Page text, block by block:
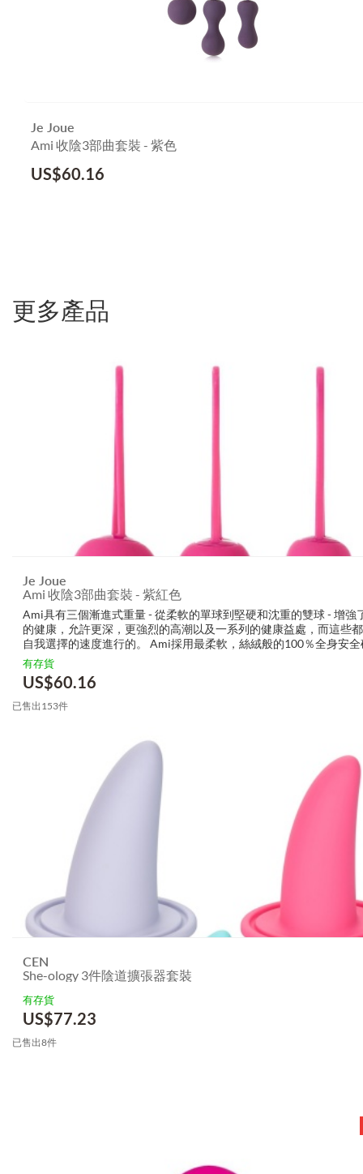
Je Joue
Ami 收陰3部曲套裝 - 紫色
US$60.16
更多產品
Je Joue
Ami 收陰3部曲套裝 - 紫紅色
Ami具有三個漸進式重量 - 從柔軟的單球到堅硬和沈重的雙球 - 增強
的健康，允許更深，更強烈的高潮以及一系列的健康益處，而這些
自我選擇的速度進行的。 Ami採用最柔軟，絲絨般的100％全身安
計，在使用時可獲得最大的舒適度。 全面的3步有機矽凝膠收陰系統
有存貨
US$60.16
已售出153件
CEN
She-ology 3件陰道擴張器套裝
有存貨
US$77.23
已售出8件